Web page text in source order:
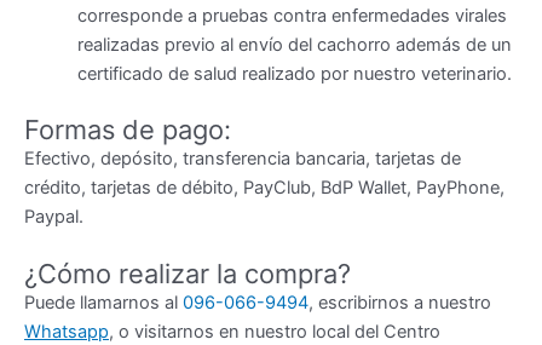
corresponde a pruebas contra enfermedades virales
realizadas previo al envío del cachorro además de un
certificado de salud realizado por nuestro veterinario.
Formas de pago:
Efectivo, depósito, transferencia bancaria, tarjetas de
crédito, tarjetas de débito, PayClub, BdP Wallet, PayPhone,
Paypal.
¿Cómo realizar la compra?
Puede llamarnos al 096-066-9494, escribirnos a nuestro
Whatsapp, o visitarnos en nuestro local del Centro